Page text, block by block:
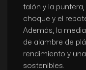
talón y la
choque y el
Además, la
de alambre de
rendimiento y
sostenibles.